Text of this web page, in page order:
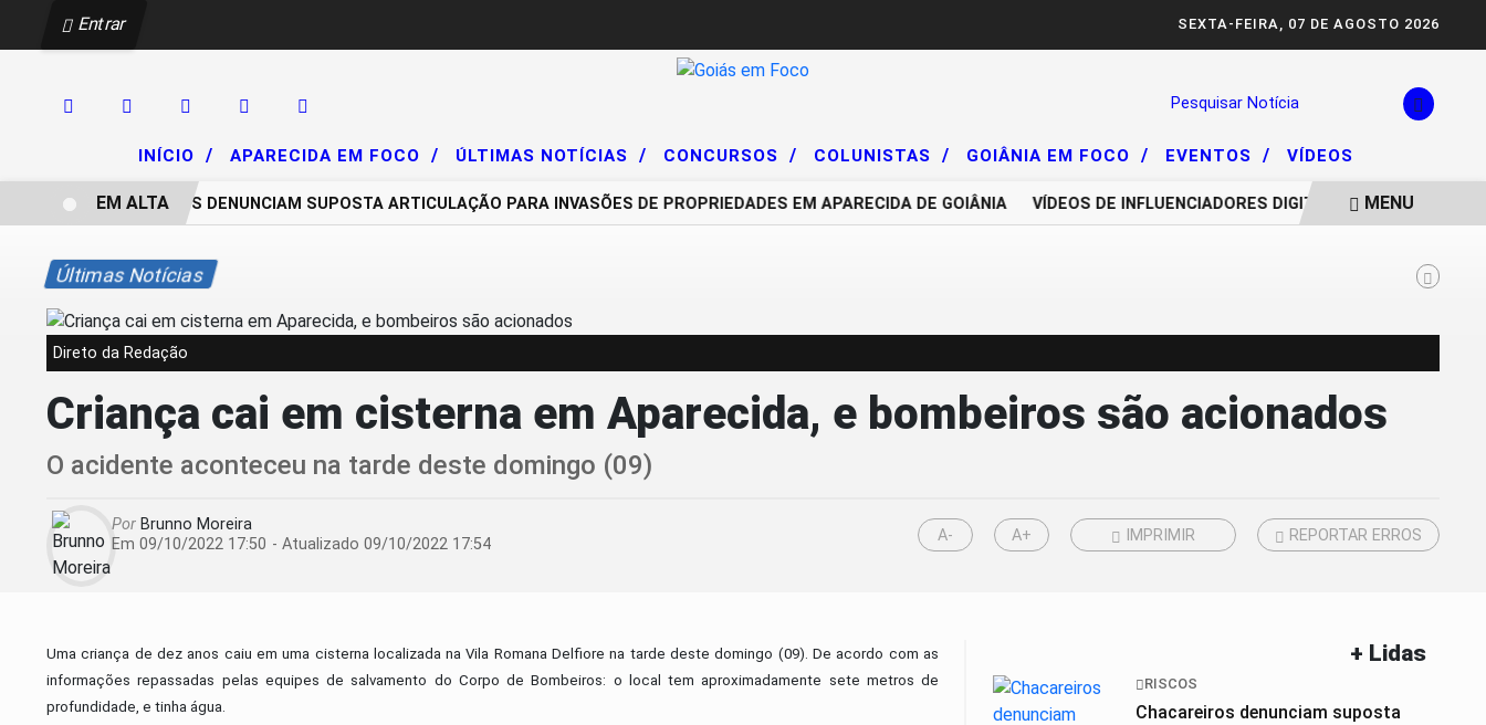
Entrar SEXTA-FEIRA, 07 DE AGOSTO 2026
Pesquisar Notícia
INÍCIO / APARECIDA EM FOCO / ÚLTIMAS NOTÍCIAS / CONCURSOS / COLUNISTAS / GOIÂNIA EM FOCO / EVENTOS / VÍDEOS
CHACAREIROS DENUNCIAM SUPOSTA ARTICULAÇÃO PARA INVASÕES DE PROPRIEDADES EM APARECIDA DE GOIÂNIA VÍDEOS DE INFLUENCIADORES DIGITAIS IMPULSIONAM
EM ALTA MENU
Últimas Notícias
Direto da Redação
Criança cai em cisterna em Aparecida, e bombeiros são acionados
O acidente aconteceu na tarde deste domingo (09)
Por Brunno Moreira
Em 09/10/2022 17:50 - Atualizado 09/10/2022 17:54 A- A+ IMPRIMIR REPORTAR ERROS
Uma criança de dez anos caiu em uma cisterna localizada na Vila Romana Delfiore na tarde deste domingo (09). De acordo com as
informações repassadas pelas equipes de salvamento do Corpo de Bombeiros: o local tem aproximadamente sete metros de
profundidade, e tinha água.
+ Lidas
RISCOS
Chacareiros denunciam suposta